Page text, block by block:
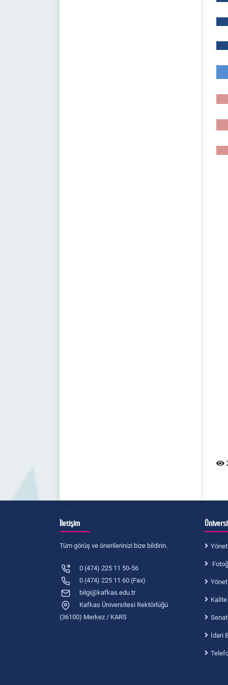
İletişim
Tüm görüş ve önerilerinizi bize bildirin.
0 (474) 225 11 50-56
0 (474) 225 11 60 (Fax)
bilgi@kafkas.edu.tr
Kafkas Üniversitesi Rektörlüğü
(36100) Merkez / KARS
İdari